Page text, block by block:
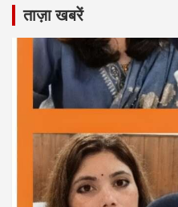
ताज़ा खबरें